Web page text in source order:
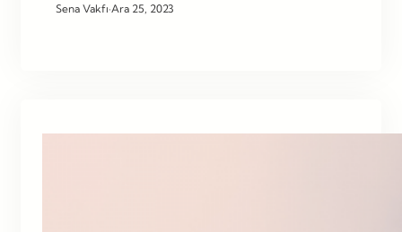
Sena Vakfı·Ara 25, 2023